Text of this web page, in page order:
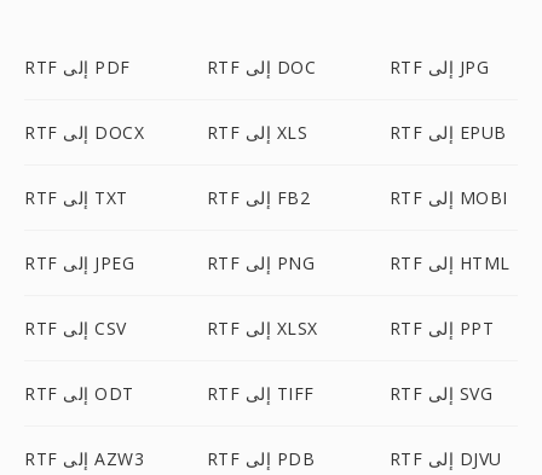
RTF إلى PDF RTF إلى DOC RTF إلى JPG
RTF إلى DOCX RTF إلى XLS RTF إلى EPUB
RTF إلى TXT RTF إلى FB2 RTF إلى MOBI
RTF إلى JPEG RTF إلى PNG RTF إلى HTML
RTF إلى CSV RTF إلى XLSX RTF إلى PPT
RTF إلى ODT RTF إلى TIFF RTF إلى SVG
RTF إلى AZW3 RTF إلى PDB RTF إلى DJVU